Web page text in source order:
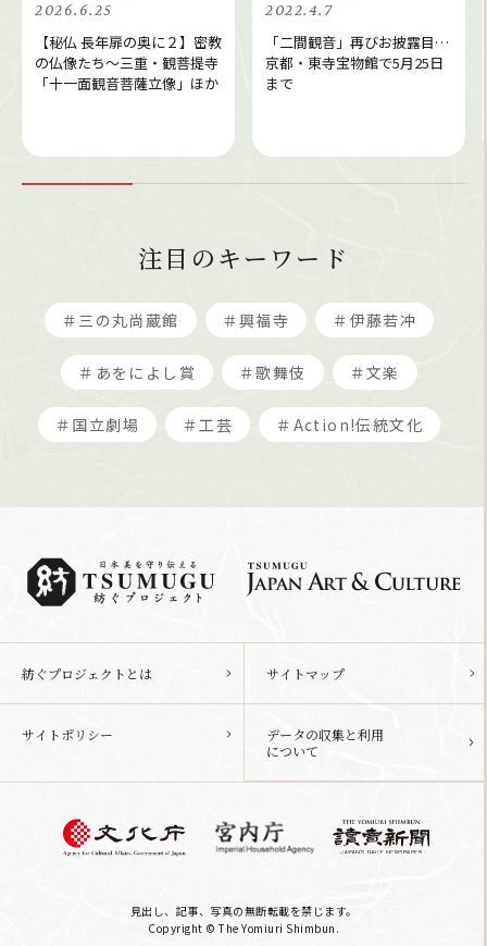
2026.6.25
【秘仏 長年扉の奥に２】密教
の仏像たち～三重・観菩提寺
「十一面観音菩薩立像」ほか
2022.4.7
「二間観音」再びお披露目…
京都・東寺宝物館で5月25日
まで
注目のキーワード
＃三の丸尚蔵館 ＃興福寺 ＃伊藤若冲
＃あをによし賞 ＃歌舞伎 ＃文楽
＃国立劇場 ＃工芸 ＃Action!伝統文化
紡ぐプロジェクトとは サイトマップ
サイトポリシー
データの収集と利用
について
見出し、記事、写真の無断転載を禁じます。
Copyright © The Yomiuri Shimbun.